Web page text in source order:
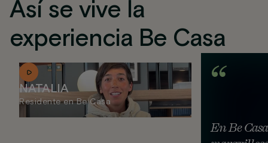
Así se vive la
experiencia Be Casa
NATALIA
Residente en Be Casa
En Be